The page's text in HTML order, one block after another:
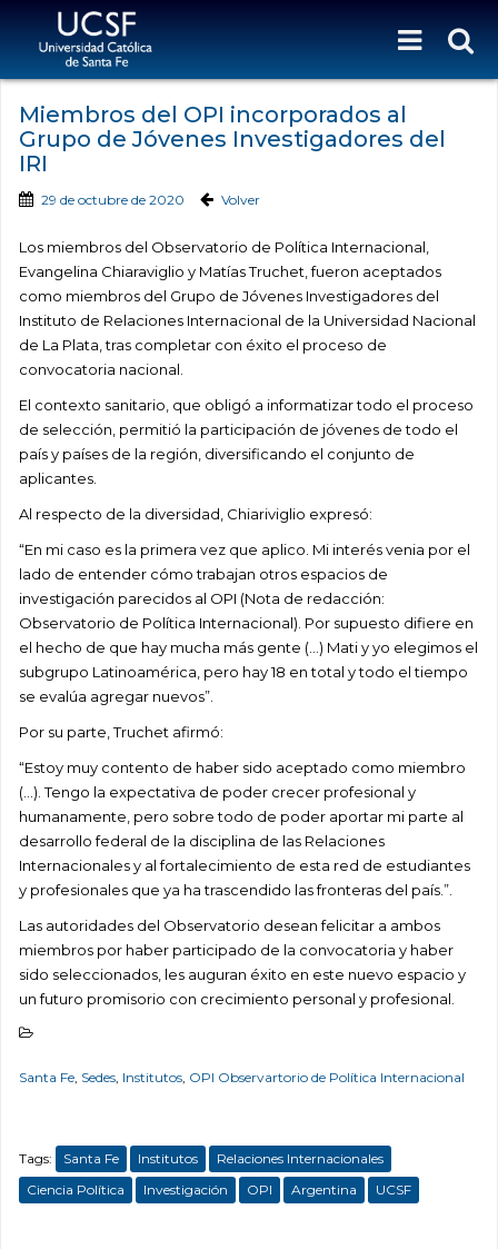
Miembros del OPI incorporados al
Grupo de Jóvenes Investigadores del
IRI
29 de octubre de 2020 Volver
Los miembros del Observatorio de Política Internacional,
Evangelina Chiaraviglio y Matías Truchet, fueron aceptados
como miembros del Grupo de Jóvenes Investigadores del
Instituto de Relaciones Internacional de la Universidad Nacional
de La Plata, tras completar con éxito el proceso de
convocatoria nacional.
El contexto sanitario, que obligó a informatizar todo el proceso
de selección, permitió la participación de jóvenes de todo el
país y países de la región, diversificando el conjunto de
aplicantes.
Al respecto de la diversidad, Chiariviglio expresó:
“En mi caso es la primera vez que aplico. Mi interés venia por el
lado de entender cómo trabajan otros espacios de
investigación parecidos al OPI (Nota de redacción:
Observatorio de Política Internacional). Por supuesto difiere en
el hecho de que hay mucha más gente (…) Mati y yo elegimos el
subgrupo Latinoamérica, pero hay 18 en total y todo el tiempo
se evalúa agregar nuevos”.
Por su parte, Truchet afirmó:
“Estoy muy contento de haber sido aceptado como miembro
(…). Tengo la expectativa de poder crecer profesional y
humanamente, pero sobre todo de poder aportar mi parte al
desarrollo federal de la disciplina de las Relaciones
Internacionales y al fortalecimiento de esta red de estudiantes
y profesionales que ya ha trascendido las fronteras del país.”.
Las autoridades del Observatorio desean felicitar a ambos
miembros por haber participado de la convocatoria y haber
sido seleccionados, les auguran éxito en este nuevo espacio y
un futuro promisorio con crecimiento personal y profesional.
Santa Fe, Sedes, Institutos, OPI Observartorio de Política Internacional
Tags: Santa Fe Institutos
Relaciones Internacionales
Ciencia Política
Investigación OPI Argentina UCSF